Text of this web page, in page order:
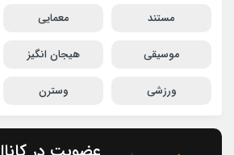
مستند معمایی
موسیقی هیجان انگیز
ورزشی وسترن